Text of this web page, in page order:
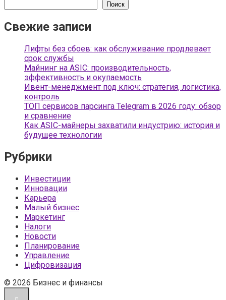
Поиск
Свежие записи
Лифты без сбоев: как обслуживание продлевает
срок службы
Майнинг на ASIC: производительность,
эффективность и окупаемость
Ивент-менеджмент под ключ: стратегия, логистика,
контроль
ТОП сервисов парсинга Telegram в 2026 году: обзор
и сравнение
Как ASIC-майнеры захватили индустрию: история и
будущее технологии
Рубрики
Инвестиции
Инновации
Карьера
Малый бизнес
Маркетинг
Налоги
Новости
Планирование
Управление
Цифровизация
© 2026 Бизнес и финансы